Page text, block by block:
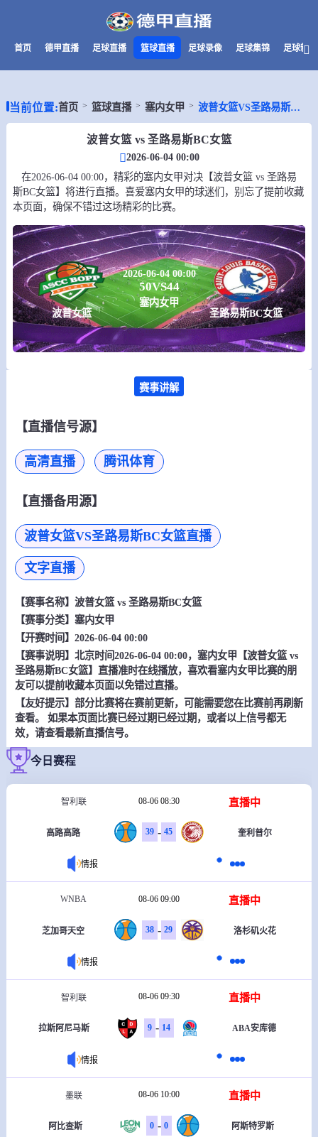
首页 德甲直播 足球直播 篮球直播 足球录像 足球集锦 足球新闻
当前位置:首页 篮球直播 塞内女甲 波普女篮VS圣路易斯BC女篮
波普女篮 vs 圣路易斯BC女篮
2026-06-04 00:00
在2026-06-04 00:00，精彩的塞内女甲对决【波普女篮 vs 圣路易
斯BC女篮】将进行直播。喜爱塞内女甲的球迷们，别忘了提前收藏
本页面，确保不错过这场精彩的比赛。
波普女篮
2026-06-04 00:00
50VS44
塞内女甲
圣路易斯BC女篮
赛事讲解
【直播信号源】
高清直播 腾讯体育
【直播备用源】
波普女篮VS圣路易斯BC女篮直播
文字直播
【赛事名称】 波普女篮 vs 圣路易斯BC女篮
【赛事分类】 塞内女甲
【开赛时间】2026-06-04 00:00
【赛事说明】北京时间2026-06-04 00:00，塞内女甲【波普女篮 vs
圣路易斯BC女篮】直播准时在线播放，喜欢看塞内女甲比赛的朋
友可以提前收藏本页面以免错过直播。
【友好提示】部分比赛将在赛前更新，可能需要您在比赛前再刷新
查看。 如果本页面比赛已经过期已经过期，或者以上信号都无
效，请查看最新直播信号。
今日赛程
智利联 08-06 08:30 直播中
高路高路 39 - 45 奎利普尔
情报
WNBA 08-06 09:00 直播中
芝加哥天空 38 - 29 洛杉矶火花
情报
智利联 08-06 09:30 直播中
拉斯阿尼马斯 9 - 14 ABA安库德
情报
墨联 08-06 10:00 直播中
阿比查斯 0 - 0 阿斯特罗斯